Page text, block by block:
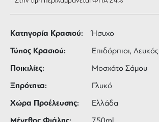
Κατηγορία Κρασιού: Ήσυχο
Τύπος Κρασιού: Επιδόρπιοι, Λευκός
Ποικιλίες: Μοσχάτο Σάμου
Ξηρότητα: Γλυκό
Χώρα Προέλευσης: Ελλάδα